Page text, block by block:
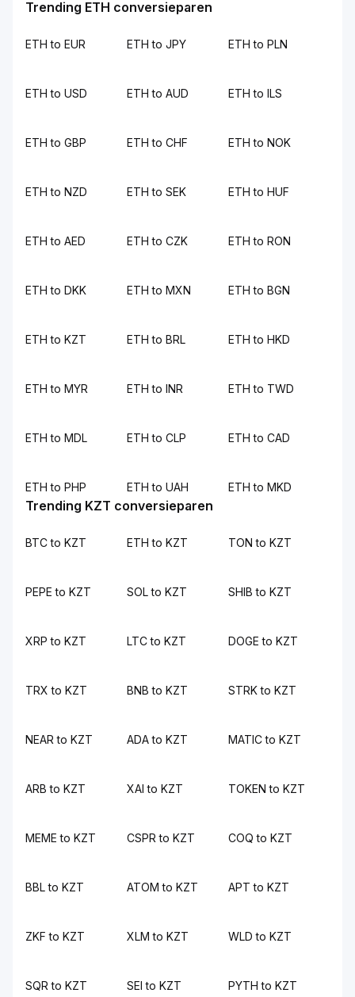
Trending ETH conversieparen
ETH to EUR ETH to JPY ETH to PLN
ETH to USD ETH to AUD ETH to ILS
ETH to GBP ETH to CHF ETH to NOK
ETH to NZD ETH to SEK ETH to HUF
ETH to AED ETH to CZK ETH to RON
ETH to DKK ETH to MXN ETH to BGN
ETH to KZT ETH to BRL ETH to HKD
ETH to MYR ETH to INR ETH to TWD
ETH to MDL ETH to CLP ETH to CAD
ETH to PHP ETH to UAH ETH to MKD
Trending KZT conversieparen
BTC to KZT ETH to KZT TON to KZT
PEPE to KZT SOL to KZT SHIB to KZT
XRP to KZT LTC to KZT DOGE to KZT
TRX to KZT BNB to KZT STRK to KZT
NEAR to KZT ADA to KZT MATIC to KZT
ARB to KZT XAI to KZT TOKEN to KZT
MEME to KZT CSPR to KZT COQ to KZT
BBL to KZT ATOM to KZT APT to KZT
ZKF to KZT XLM to KZT WLD to KZT
SQR to KZT SEI to KZT PYTH to KZT